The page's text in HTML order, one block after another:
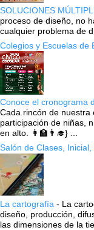
SOLUCIONES
proceso de diseño, no
cualquier problema de
Colegios y Escuelas de
Conoce el cronograma
Cada rincón de nuestra
participación de niñas,
en alto. 👩‍🏫👨‍🎓} ...
Salón de Clases,
La cartografía - La
diseño, producción,
las dimensiones de la